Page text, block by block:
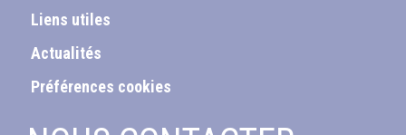
Liens utiles
Actualités
Préférences cookies